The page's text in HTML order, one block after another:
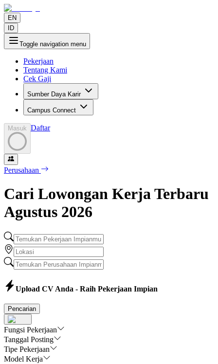
EN
ID
Toggle navigation menu
Pekerjaan
Tentang Kami
Cek Gaji
Sumber Daya Karir
Campus Connect
Masuk Daftar
Perusahaan
Cari Lowongan Kerja Terbaru
Agustus 2026
Upload CV Anda - Raih Pekerjaan Impian
Pencarian
Fungsi Pekerjaan
Tanggal Posting
Tipe Pekerjaan
Model Kerja